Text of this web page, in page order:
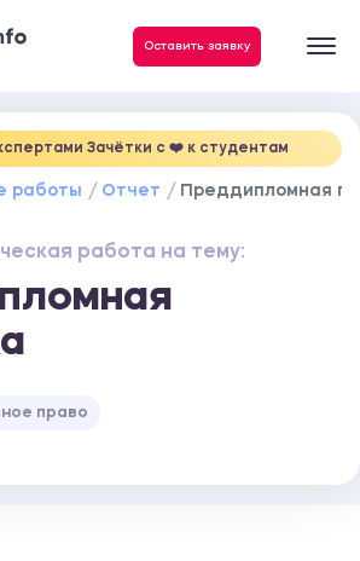
Оставить заявку
Зачётки c ❤️ к студентам
работы Отчет Преддипломная
работа на тему:
право